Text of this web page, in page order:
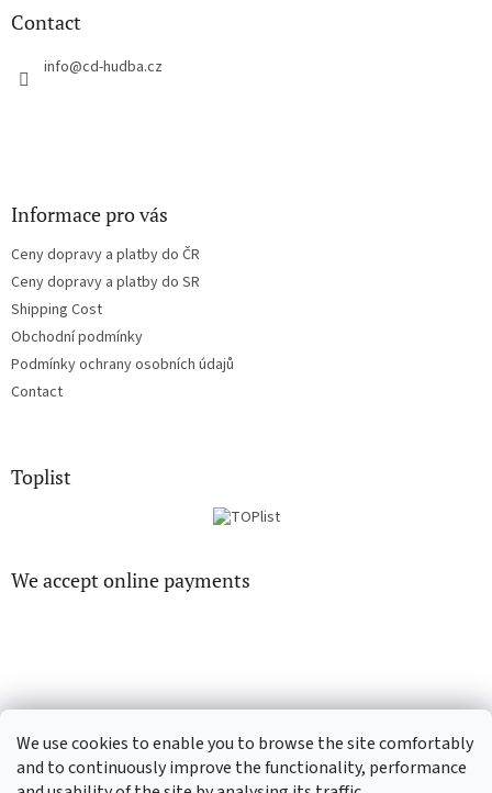
We use cookies to enable you to browse the site comfortably
and to continuously improve the functionality, performance
Contact
info@cd-hudba.cz
Informace pro vás
Ceny dopravy a platby do ČR
Ceny dopravy a platby do SR
Shipping Cost
Obchodní podmínky
Podmínky ochrany osobních údajů
Contact
Toplist
We accept online payments